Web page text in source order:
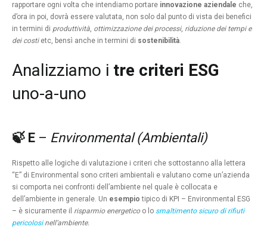
rapportare ogni volta che intendiamo portare innovazione aziendale che,
d’ora in poi, dovrà essere valutata, non solo dal punto di vista dei benefici
in termini di produttività, ottimizzazione dei processi, riduzione dei tempi e
dei costietc, bensì anche in termini di sostenibilità.
Analizziamo i tre criteri ESG
uno-a-uno
🍃 E – Environmental (Ambientali)
Rispetto alle logiche di valutazione i criteri che sottostanno alla lettera
“E” di Environmental sono criteri ambientali e valutano come un’azienda
si comporta nei confronti dell’ambiente nel quale è collocata e
dell’ambiente in generale. Un esempio tipico di KPI – Environmental ESG
– è sicuramente il risparmio energeticoo lo smaltimento sicuro di rifiuti
pericolosi nell’ambiente.